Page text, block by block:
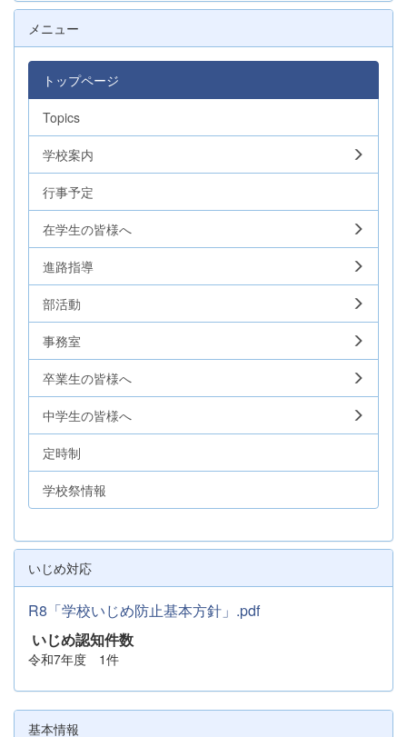
メニュー
トップページ
Topics
学校案内
行事予定
在学生の皆様へ
進路指導
部活動
事務室
卒業生の皆様へ
中学生の皆様へ
定時制
学校祭情報
いじめ対応
R8「学校いじめ防止基本方針」.pdf
いじめ認知件数
令和7年度 1件
基本情報